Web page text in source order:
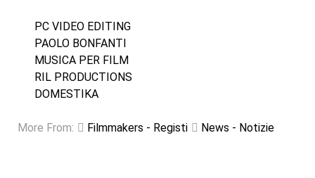
PC VIDEO EDITING
PAOLO BONFANTI
MUSICA PER FILM
RIL PRODUCTIONS
DOMESTIKA
More From: Filmmakers - Registi News - Notizie